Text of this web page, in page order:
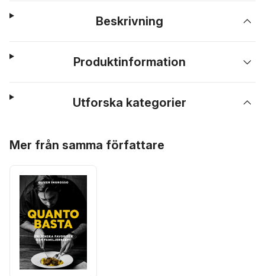
Beskrivning
Produktinformation
Utforska kategorier
Mer från samma författare